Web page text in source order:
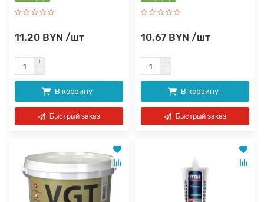
11.20 BYN /шт
В корзину
Быстрый заказ
10.67 BYN /шт
В корзину
Быстрый заказ